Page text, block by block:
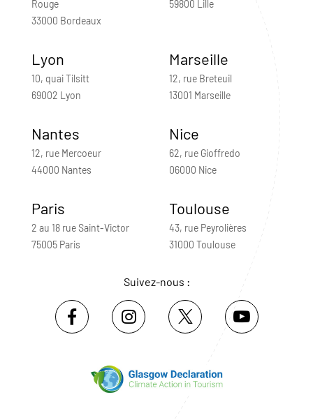
Rouge
33000 Bordeaux
59800 Lille
Lyon
10, quai Tilsitt
69002 Lyon
Marseille
12, rue Breteuil
13001 Marseille
Nantes
12, rue Mercoeur
44000 Nantes
Nice
62, rue Gioffredo
06000 Nice
Paris
2 au 18 rue Saint-Victor
75005 Paris
Toulouse
43, rue Peyrolières
31000 Toulouse
Suivez-nous :